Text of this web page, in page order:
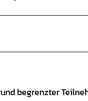
begrenzter